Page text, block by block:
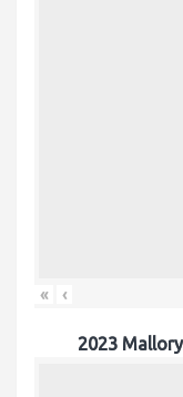
« ‹
2023